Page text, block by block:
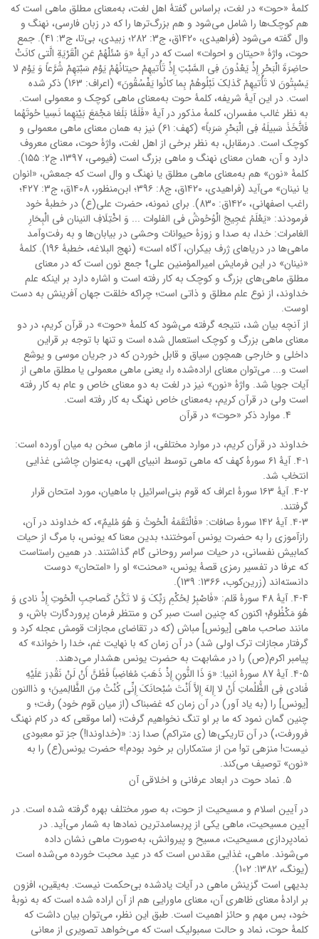
کلمۀ «حوت» در لغت، براساس گفتۀ اهل لغت، به‌معنای مطلق ماهی است که
هم کوچک‌ها را شامل می‌شود و هم بزرگ‌ترها را که در زبان فارسی، نهنگ و
وال گفته می‌شود (فراهیدی، 1۴20ق، ج3: 282؛ زبیدی، بی‌تا، ج3: ۴1). جمع
حوت، واژۀ «حیتان و احوات» است که در آیۀ «وَ سْئَلْهُمْ عَنِ الْقَرْیَةِ الَّتی‏ کانَتْ
حاضِرَةَ الْبَحْرِ إِذْ یَعْدُونَ فِی السَّبْتِ إِذْ تَأْتیهِمْ حیتانُهُمْ یَوْمَ سَبْتِهِمْ شُرَّعاً وَ یَوْمَ لا
یَسْبِتُونَ لا تَأْتیهِمْ کَذلِکَ نَبْلُوهُمْ بِما کانُوا یَفْسُقُونَ» (اعراف: 1۶3) ذکر شده
است. در این آیۀ شریفه، کلمۀ حوت به‌معنای ماهی کوچک و معمولی است.
به نظر غالب مفسران، کلمۀ مذکور در آیۀ «فَلَمَّا بَلَغا مَجْمَعَ بَیْنِهِما نَسِیا حُوتَهُما
فَاتَّخَذَ سَبیلَهُ فِی الْبَحْرِ سَرَباً» (کهف: ۶1) نیز به همان معنای ماهی معمولی و
کوچک است. درمقابل، به نظر برخی از اهل لغت، واژۀ حوت، معنای معروف
دارد و آن، همان معنای نهنگ و ماهی بزرگ است (فیومی، 1397، ج2: 1۵۵).
کلمۀ «نون» هم به‌معنای ماهی مطلق یا نهنگ و وال است که جمعش، «انوان
یا نینان» می‌آید (فراهیدی، 1۴20ق، ج8: 39۶؛ ابن‌منظور، 1۴08ق، ج3: ۴27؛
راغب اصفهانی، 1۴20ق: 830). برای نمونه، حضرت علی(ع) در خطبۀ خود
فرمودند: «یَعْلَمُ عَجِیجَ الْوُحُوشُ فى الفلوات ... وَ اخْتِلَافِ النینان فى الْبِحَارِ
الغامرات: خدا، به صدا و زوزۀ حیوانات وحشى در بیابان‌ها و به رفت‌وآمد
ماهی‌ها در دریاهاى ژرف بیکران، آگاه است» (نهج البلاغه، خطبۀ 19۶). کلمۀ
«نینان» در این فرمایش امیرالمؤمنین علیt جمع نون است که در معنای
مطلق ماهی‌های بزرگ و کوچک به کار رفته است و اشاره دارد بر اینکه علم
خداوند، از نوع علم مطلق و ذاتی است؛ چراکه خلقت جهان آفرینش به دست
اوست.
از آنچه بیان شد، نتیجه گرفته می‌شود که کلمۀ «حوت» در قرآن کریم، در دو
معنای ماهی بزرگ و کوچک استعمال شده است و تنها با توجه بر قراین
داخلی و خارجی همچون سیاق و قابل خوردن که در جریان موسی و یوشع
است و... می‌توان معنای اراده‌شده را، یعنی ماهی معمولی یا مطلق ماهی از
آیات جویا شد. واژۀ «نون» نیز در لغت به دو معنای خاص و عام به کار رفته
است ولی در قرآن کریم، به‌معنای خاص نهنگ به کار رفته است.
موارد ذکر «حوت» در قرآن
خداوند در قرآن کریم، در موارد مختلفی، از ماهی سخن به میان آورده است:
۴-۱. آیۀ ۶1 سورۀ کهف که ماهی توسط انبیای الهی، به‌عنوان چاشنی غذایی
انتخاب شد.
۴-2. آیۀ 1۶3 سورۀ اعراف که قوم بنی‌اسرائیل با ماهیان، مورد امتحان قرار
گرفتند.
۴-3. آیۀ 1۴2 سورۀ صافات: «فَالْتَقَمَهُ الْحُوتُ وَ هُوَ مُلیمٌ»، که خداوند در آن،
رازآموزی را به حضرت یونس آموختند؛ بدین معنا که یونس، با مرگ از حیات
کمابیش نفسانی، در حیات سراسر روحانی گام گذاشتند. در همین راستاست
که عرفا در تفسیر رمزی قصۀ یونس، «محنت» او را «امتحان» دوست
دانسته‌اند (زرین‌کوب، 13۶۶: 139).
۴-4. آیۀ ۴8 سورۀ قلم: «فَاصْبِرْ لِحُکْمِ رَبِّکَ وَ لا تَکُنْ کَصاحِبِ الْحُوتِ إِذْ نادى‏ وَ
هُوَ مَکْظُومٌ؛ اکنون که چنین است صبر کن و منتظر فرمان پروردگارت باش، و
مانند صاحب ماهى [یونس‏] مباش (که در تقاضاى مجازات قومش عجله کرد و
گرفتار مجازات ترک اولى شد) در آن زمان که با نهایت غم، خدا را خواند» که
پیامبر اکرم(ص) را در مشابهت به حضرت یونس هشدار می‌دهند.
۴-5. آیۀ 87 سورۀ انبیا: «وَ ذَا النُّونِ إِذْ ذَهَبَ مُغاضِباً فَظَنَّ أَنْ لَنْ نَقْدِرَ عَلَیْهِ
فَنادى‏ فِی الظُّلُماتِ أَنْ لا إِلهَ إِلاَّ أَنْتَ سُبْحانَکَ إِنِّی کُنْتُ مِنَ الظَّالِمینَ؛ و ذاالنون
[یونس‏] را (به یاد آور) در آن زمان که غضبناک (از میان قوم خود) رفت؛ و
چنین گمان نمود که ما بر او تنگ نخواهیم گرفت؛ (اما موقعى که در کام نهنگ
فرورفت،) در آن تاریکی‌ها (ى متراکم) صدا زد: «(خداوندا!) جز تو معبودى
نیست! منزهى تو! من از ستمکاران بر خود بودم!» حضرت یونس(ع) را به
«نون» توصیف می‌کند.
نماد حوت در ابعاد عرفانی و اخلاقی آن
در آیین اسلام و مسیحیت از حوت، به صور مختلف بهره گرفته شده است. در
آیین مسیحیت، ماهی یکی از پربسامدترین نمادها به شمار می‌آید. در
نمادپردازی مسیحیت، مسیح و پیروانش، به‌صورت ماهی نشان داده
می‌شوند. ماهی، غذایی مقدس است که در عید محبت خورده می‌شده است
(یونگ، 1382: 102).
بدیهی است گزینش ماهی در آیات یادشده بی‌حکمت نیست. به‌یقین، افزون
بر ارادۀ معنای ظاهری آن، معنای ماورایی هم از آن اراده شده است که به نوبۀ
خود، بس مهم و حائز اهمیت است. طبق این نظر، می‌توان بیان داشت که
کلمۀ حوت، نماد و حالت سمبولیک است که می‌خواهد تصویری از معانی